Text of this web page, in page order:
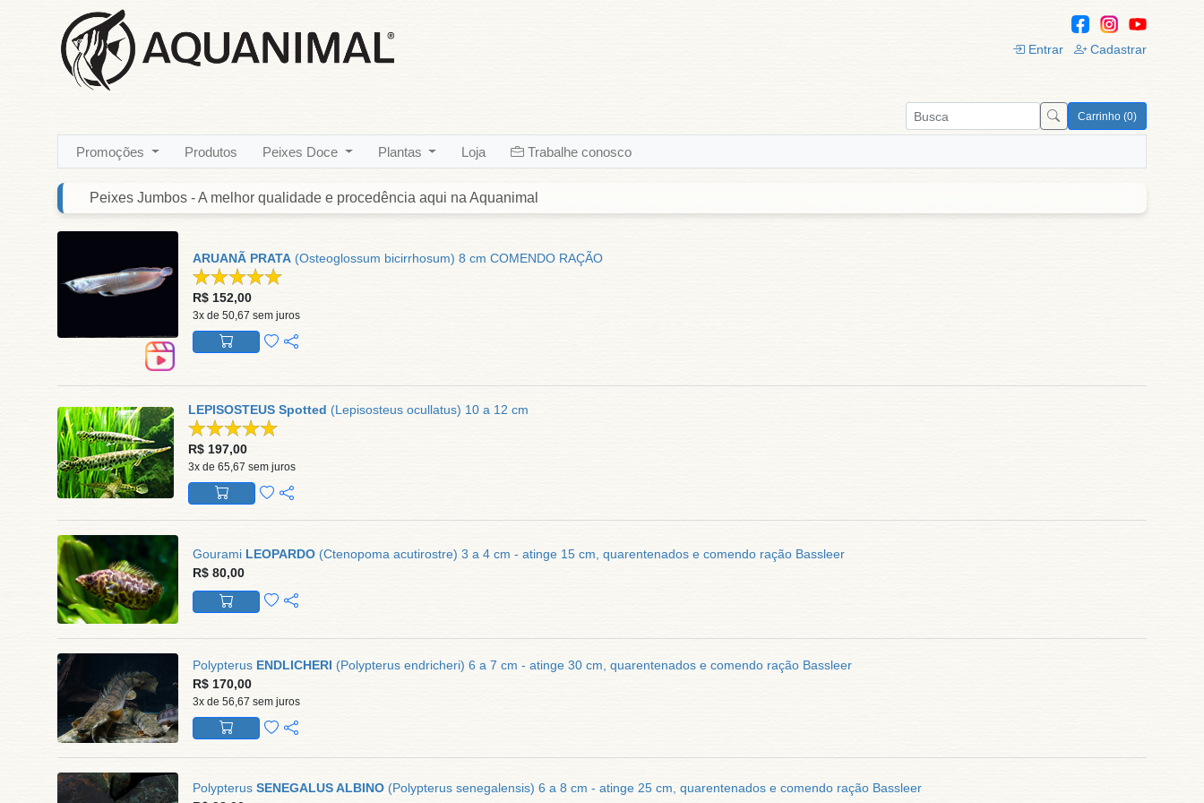
Entrar Cadastrar
Carrinho (0)
Promoções Produtos Peixes Doce Plantas Loja Trabalhe conosco
Peixes Jumbos - A melhor qualidade e procedência aqui na Aquanimal
ARUANÃ PRATA (Osteoglossum bicirrhosum) 8 cm COMENDO RAÇÃO
R$ 152,00
3x de 50,67 sem juros
LEPISOSTEUS Spotted (Lepisosteus ocullatus) 10 a 12 cm
R$ 197,00
3x de 65,67 sem juros
Gourami LEOPARDO (Ctenopoma acutirostre) 3 a 4 cm - atinge 15 cm, quarentenados e comendo ração Bassleer
R$ 80,00
Polypterus ENDLICHERI (Polypterus endricheri) 6 a 7 cm - atinge 30 cm, quarentenados e comendo ração Bassleer
R$ 170,00
3x de 56,67 sem juros
Polypterus SENEGALUS ALBINO (Polypterus senegalensis) 6 a 8 cm - atinge 25 cm, quarentenados e comendo ração Bassleer